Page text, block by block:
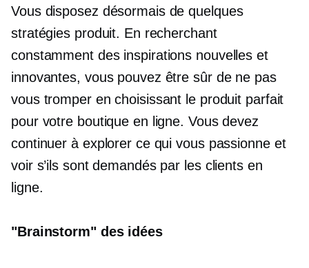
Vous disposez désormais de quelques
stratégies produit. En recherchant
constamment des inspirations nouvelles et
innovantes, vous pouvez être sûr de ne pas
vous tromper en choisissant le produit parfait
pour votre boutique en ligne. Vous devez
continuer à explorer ce qui vous passionne et
voir s’ils sont demandés par les clients en
ligne.
"Brainstorm" des idées